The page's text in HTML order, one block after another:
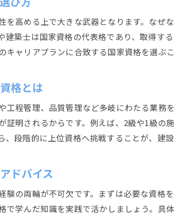
を高める上で大きな武器となります。なぜ
築士は国家資格の代表格であり、取得す
ャリアプランに合致する国家資格を選ぶ
格とは
工程管理、品質管理など多岐にわたる業務
証明されるからです。例えば、2級や1級の
段階的に上位資格へ挑戦することが、建
ドバイス
験の両輪が不可欠です。まずは必要な資格
で学んだ知識を実践で活かしましょう。具